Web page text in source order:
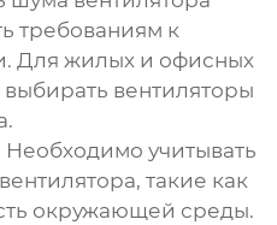
требованиям к
Для жилых и офисных
вентиляторы
Необходимо учитывать
такие как
окружающей среды.